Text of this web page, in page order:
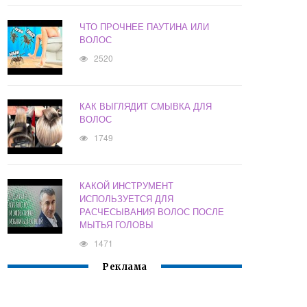
ЧТО ПРОЧНЕЕ ПАУТИНА ИЛИ
ВОЛОС
2520
КАК ВЫГЛЯДИТ СМЫВКА ДЛЯ
ВОЛОС
1749
КАКОЙ ИНСТРУМЕНТ
ИСПОЛЬЗУЕТСЯ ДЛЯ
РАСЧЕСЫВАНИЯ ВОЛОС ПОСЛЕ
МЫТЬЯ ГОЛОВЫ
1471
Реклама